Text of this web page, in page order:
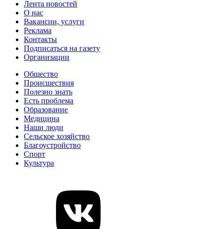
Лента новостей
О нас
Вакансии, услуги
Реклама
Контакты
Подписаться на газету
Организации
Общество
Происшествия
Полезно знать
Есть проблема
Образование
Медицина
Наши люди
Сельское хозяйство
Благоустройство
Спорт
Культура